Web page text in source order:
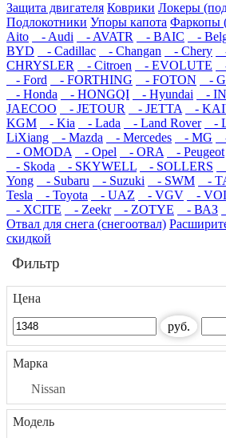
Защита двигателя Коврики Локеры
Подлокотники Упоры капота Фаркопы
Aito
- Audi - AVATR - BAIC -
BYD
- Cadillac - Changan - Chery
CHRYSLER
- Citroen - EVOLUTE
- Ford
- FORTHING - FOTON -
- Honda
- HONGQI - Hyundai -
JAECOO
- JETOUR - JETTA -
KGM
- Kia - Lada - Land Rover -
LiXiang
- Mazda - Mercedes - MG
- OMODA
- Opel - ORA - Peugeot
- Skoda
- SKYWELL - SOLLERS
Yong
- Subaru - Suzuki - SWM -
Tesla
- Toyota - UAZ - VGV -
- XCITE
- Zeekr - ZOTYE - ВАЗ
Отвал для снега (снегоотвал)
скидкой
Фильтр
Цена
руб.
Марка
Nissan
Модель